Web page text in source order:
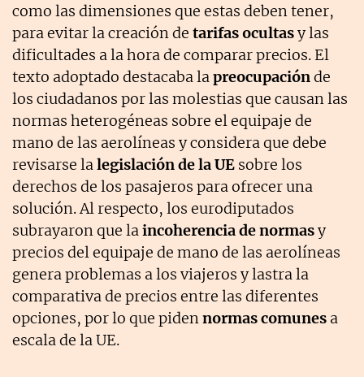
como las dimensiones que estas deben tener,
para evitar la creación de tarifas ocultasy las
dificultades a la hora de comparar precios. El
texto adoptado destacaba lapreocupaciónde
los ciudadanos por las molestias que causan las
normas heterogéneas sobre el equipaje de
mano de las aerolíneas y considera que debe
revisarse lalegislación de la UE sobre los
derechos de los pasajeros para ofrecer una
solución. Al respecto, los eurodiputados
subrayaron que laincoherencia de normasy
precios del equipaje de mano de las aerolíneas
genera problemas a los viajeros y lastra la
comparativa de precios entre las diferentes
opciones, por lo que pidennormas comunes a
escala de la UE.